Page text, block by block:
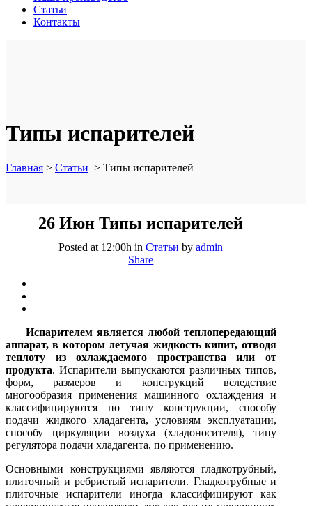
Статьи
Контакты
Типы испарителей
Главная > Статьи > Типы испарителей
26 Июн Типы испарителей
Posted at 12:00h inСтатьи byadmin
Share
Испарителем является любой теплопередающий
аппарат, в котором летучая жидкость кипит, отводя
теплоту из охлаждаемого пространства или от
продукта. Испарители выпускаются различных типов,
форм, размеров и конструкций вследствие
многообразия применения машинного охлаждения и
классифицируются по типу конструкции, способу
подачи жидкого хладагента, условиям эксплуатации,
способу циркуляции воздуха (хладоносителя), типу
регулятора подачи хладагента, по применению.
Основными конструкциями являются гладкотрубный,
плиточный и ребристый испарители. Гладкотрубные и
плиточные испарители иногда классифицируют как